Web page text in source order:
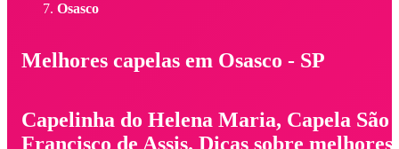
Osasco
Melhores capelas em Osasco - SP
Capelinha do Helena Maria, Capela São
Francisco de Assis. Dicas sobre melhores